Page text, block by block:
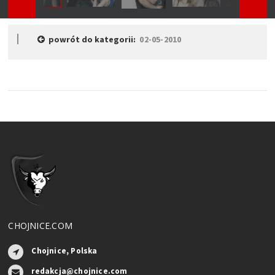
powrót do kategorii: 02-05-2010
CHOJNICE.COM
Chojnice, Polska
redakcja@chojnice.com